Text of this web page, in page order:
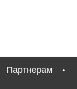
Партнерам